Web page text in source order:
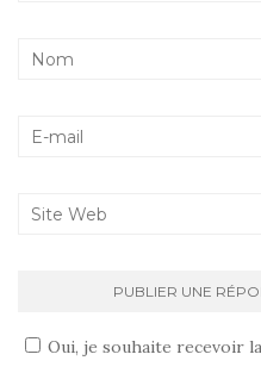
Oui, je souhaite recevoir